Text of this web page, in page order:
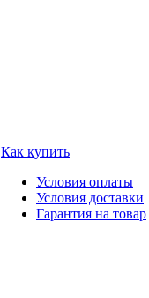
Как купить
Условия оплаты
Условия доставки
Гарантия на товар